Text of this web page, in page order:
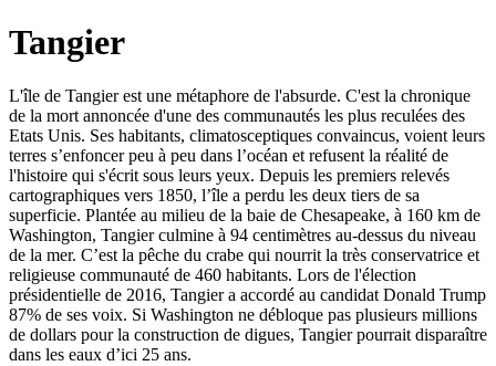
Tangier
L'île de Tangier est une métaphore de l'absurde. C'est la chronique
de la mort annoncée d'une des communautés les plus reculées des
Etats Unis. Ses habitants, climatosceptiques convaincus, voient leurs
terres s’enfoncer peu à peu dans l’océan et refusent la réalité de
l'histoire qui s'écrit sous leurs yeux. Depuis les premiers relevés
cartographiques vers 1850, l’île a perdu les deux tiers de sa
superficie. Plantée au milieu de la baie de Chesapeake, à 160 km de
Washington, Tangier culmine à 94 centimètres au-dessus du niveau
de la mer. C’est la pêche du crabe qui nourrit la très conservatrice et
religieuse communauté de 460 habitants. Lors de l'élection
présidentielle de 2016, Tangier a accordé au candidat Donald Trump
87% de ses voix. Si Washington ne débloque pas plusieurs millions
de dollars pour la construction de digues, Tangier pourrait disparaître
dans les eaux d’ici 25 ans.